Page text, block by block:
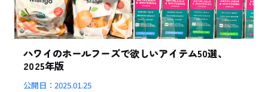
ハワイのホールフーズで欲しいアイテム50選、
2025年版
公開日：2025.01.25